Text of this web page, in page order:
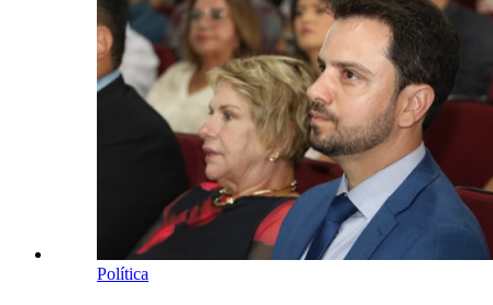
Política